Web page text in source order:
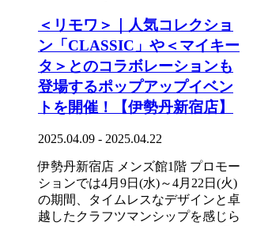
＜リモワ＞｜人気コレクショ
ン「CLASSIC」や＜マイキー
タ＞とのコラボレーションも
登場するポップアップイベン
トを開催！【伊勢丹新宿店】
2025.04.09 - 2025.04.22
伊勢丹新宿店 メンズ館1階 プロモー
ションでは4月9日(水)～4月22日(火)
の期間、タイムレスなデザインと卓
越したクラフツマンシップを感じら